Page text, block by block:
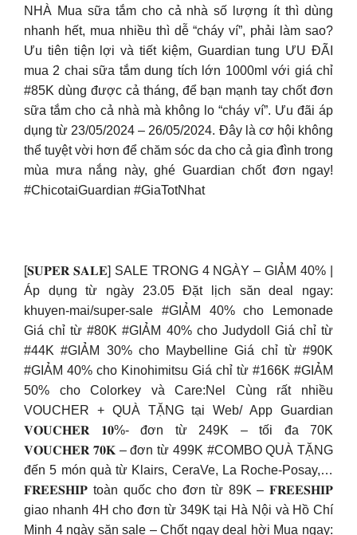
NHÀ Mua sữa tắm cho cả nhà số lượng ít thì dùng
nhanh hết, mua nhiều thì dễ “cháy ví”, phải làm sao?
Ưu tiên tiện lợi và tiết kiệm, Guardian tung ƯU ĐÃI
mua 2 chai sữa tắm dung tích lớn 1000ml với giá chỉ
#85K dùng được cả tháng, để bạn mạnh tay chốt đơn
sữa tắm cho cả nhà mà không lo “cháy ví”. Ưu đãi áp
dụng từ 23/05/2024 – 26/05/2024. Đây là cơ hội không
thể tuyệt vời hơn để chăm sóc da cho cả gia đình trong
mùa mưa nắng này, ghé Guardian chốt đơn ngay!
#ChicotaiGuardian #GiaTotNhat
[𝐒𝐔𝐏𝐄𝐑 𝐒𝐀𝐋𝐄] SALE TRONG 4 NGÀY – GIẢM 40% |
Áp dụng từ ngày 23.05 Đặt lịch săn deal ngay:
khuyen-mai/super-sale #GIẢM 40% cho Lemonade
Giá chỉ từ #80K #GIẢM 40% cho Judydoll Giá chỉ từ
#44K #GIẢM 30% cho Maybelline Giá chỉ từ #90K
#GIẢM 40% cho Kinohimitsu Giá chỉ từ #166K #GIẢM
50% cho Colorkey và Care:Nel Cùng rất nhiều
VOUCHER + QUÀ TẶNG tại Web/ App Guardian
𝐕𝐎𝐔𝐂𝐇𝐄𝐑 𝟏𝟎%- đơn từ 249K – tối đa 70K
𝐕𝐎𝐔𝐂𝐇𝐄𝐑 𝟕𝟎𝐊 – đơn từ 499K #COMBO QUÀ TẶNG
đến 5 món quà từ Klairs, CeraVe, La Roche-Posay,…
𝐅𝐑𝐄𝐄𝐒𝐇𝐈𝐏 toàn quốc cho đơn từ 89K – 𝐅𝐑𝐄𝐄𝐒𝐇𝐈𝐏
giao nhanh 4H cho đơn từ 349K tại Hà Nội và Hồ Chí
Minh 4 ngày săn sale – Chốt ngay deal hời Mua ngay: